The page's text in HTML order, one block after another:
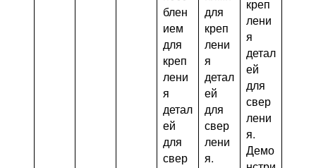
блен
ием
для
креп
лени
я
детал
ей
для
свер
для
креп
лени
я
детал
ей
для
свер
лени
я.
креп
лени
я
детал
ей
для
свер
лени
я.
Демо